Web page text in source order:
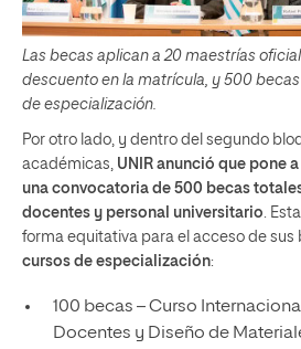
Las becas aplican a 20 maestrías
descuento en la matrícula, y 500
de especialización.
Por otro lado, y dentro del segundo
académicas, UNIR anunció que pone
una convocatoria de 500 becas
docentes y personal universitario .
forma equitativa para el acceso de sus
cursos de especialización:
100 becas – Curso
Docentes y Diseño de